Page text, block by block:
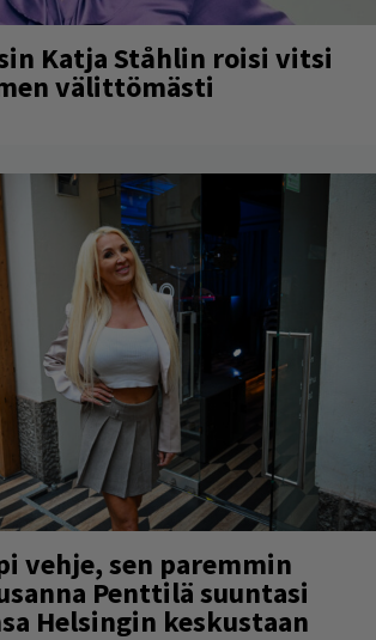
Katja Ståhlin roisi vitsi
välittömästi
vehje, sen paremmin
Penttilä suuntasi
Helsingin keskustaan